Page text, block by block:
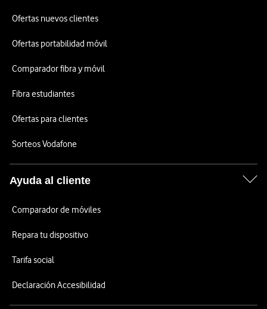
Ofertas nuevos clientes
Ofertas portabilidad móvil
Comparador fibra y móvil
Fibra estudiantes
Ofertas para clientes
Sorteos Vodafone
Ayuda al cliente
Comparador de móviles
Repara tu dispositivo
Tarifa social
Declaración Accesibilidad